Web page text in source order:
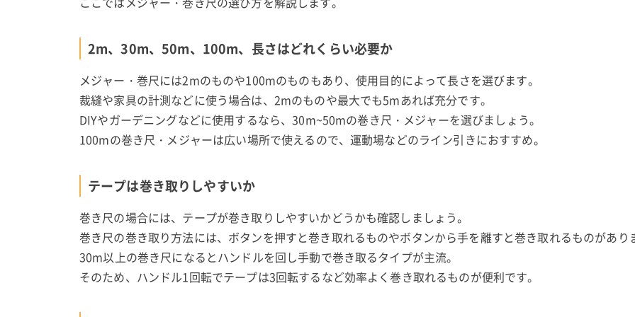
2m、30m、50m、100m、長さはどれくらい必要か
メジャー・巻尺には2mのものや100mのものもあり、使用目的によって長さを選びます。
裁縫や家具の計測などに使う場合は、2mのものや最大でも5mあれば充分です。
DIYやガーデニングなどに使用するなら、30m~50mの巻き尺・メジャーを選びましょう。
100mの巻き尺・メジャーは広い場所で使えるので、運動場などのライン引きにおすすめ。
テープは巻き取りしやすいか
巻き尺の場合には、テープが巻き取りしやすいかどうかも確認しましょう。
巻き尺の巻き取り方法には、ボタンを押すと巻き取れるものやボタンから手を離すと巻き取れるものがあり
30m以上の巻き尺になるとハンドルを回し手動で巻き取るタイプが主流。
そのため、ハンドル1回転でテープは3回転するなど効率よく巻き取れるものが便利です。